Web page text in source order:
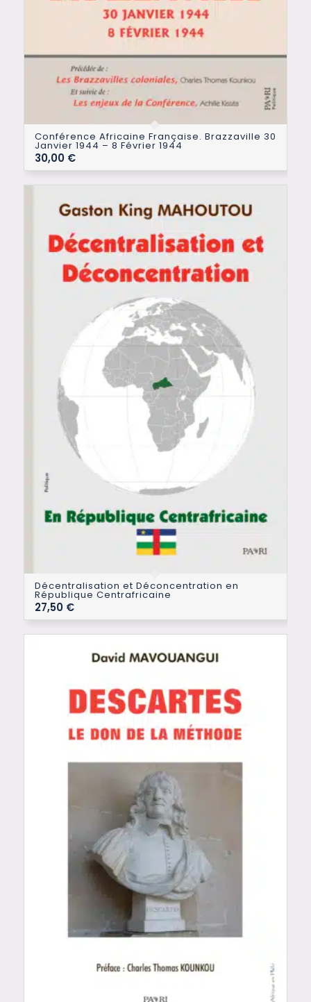
Conférence Africaine Française. Brazzaville 30
Janvier 1944 – 8 Février 1944
30,00 €
Décentralisation et Déconcentration en
République Centrafricaine
27,50 €